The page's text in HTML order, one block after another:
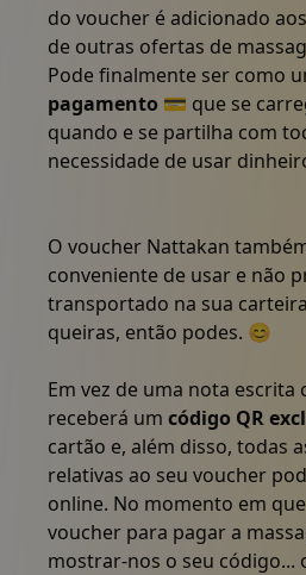
Fazer reserva,
do voucher é adicionado
de outras ofertas de
Pode finalmente ser como
pagamento 💳 que se
quando e se partilha com
necessidade de usar
O voucher Nattakan
conveniente de usar e não
transportado na sua
queiras, então podes. 😊
Em vez de uma nota escrita
receberá um código QR
cartão e, além disso, todas
relativas ao seu voucher
online. No momento em
voucher para pagar a
mostrar-nos o seu código...